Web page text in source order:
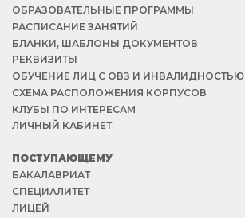
ОБРАЗОВАТЕЛЬНЫЕ ПРОГРАММЫ
РАСПИСАНИЕ ЗАНЯТИЙ
БЛАНКИ, ШАБЛОНЫ ДОКУМЕНТОВ
РЕКВИЗИТЫ
ОБУЧЕНИЕ ЛИЦ С ОВЗ И ИНВАЛИДНОСТЬЮ
СХЕМА РАСПОЛОЖЕНИЯ КОРПУСОВ
КЛУБЫ ПО ИНТЕРЕСАМ
ЛИЧНЫЙ КАБИНЕТ
ПОСТУПАЮЩЕМУ
БАКАЛАВРИАТ
СПЕЦИАЛИТЕТ
ЛИЦЕЙ